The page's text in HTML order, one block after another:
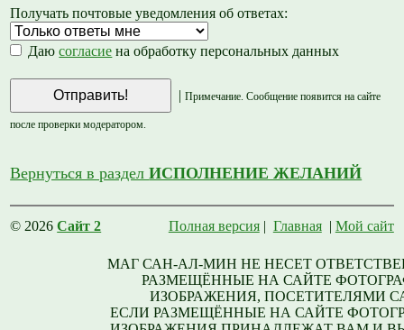
Получать почтовые уведомления об ответах:
Даюсогласие на обработку персональных данных
| Примечание. Сообщение появится на сайте
после проверки модератором.
Вернуться в разделИСПОЛНЕНИЕ ЖЕЛАНИЙ
© 2026Сайт 2 Полная версия| Главная| Мой сайт
МАГ САН-АЛ-МИН НЕ НЕСЕТ
РАЗМЕЩЁННЫЕ НА САЙТЕ
ИЗОБРАЖЕНИЯ, ПОСЕТИТЕЛЯМИ
ЕСЛИ РАЗМЕЩЁННЫЕ НА САЙТЕ